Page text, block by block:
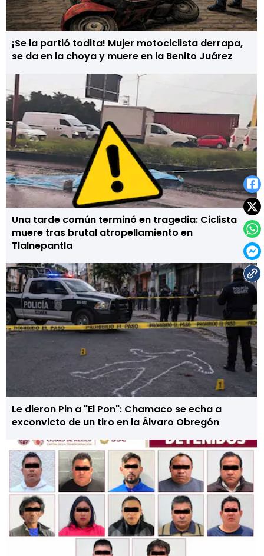
¡Se la partió todita! Mujer motociclista derrapa,
se da en la choya y muere en la Benito Juárez
Una tarde común terminó en tragedia: Ciclista
muere tras brutal atropellamiento en
Tlalnepantla
Le dieron Pin a "El Pon": Chamaco se echa a
exconvicto de un tiro en la Álvaro Obregón